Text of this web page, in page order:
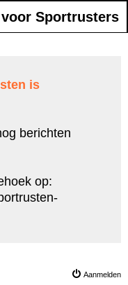
Sportrusters
is
berichten
op:
Aanmelden